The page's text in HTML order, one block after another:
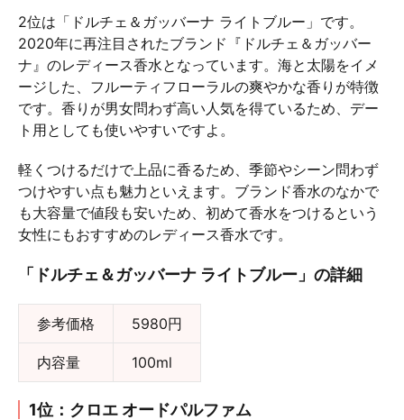
2位は「ドルチェ＆ガッバーナ ライトブルー」です。
2020年に再注目されたブランド『ドルチェ＆ガッバー
ナ』のレディース香水となっています。海と太陽をイメ
ージした、フルーティフローラルの爽やかな香りが特徴
です。香りが男女問わず高い人気を得ているため、デー
ト用としても使いやすいですよ。
軽くつけるだけで上品に香るため、季節やシーン問わず
つけやすい点も魅力といえます。ブランド香水のなかで
も大容量で値段も安いため、初めて香水をつけるという
女性にもおすすめのレディース香水です。
「ドルチェ＆ガッバーナ ライトブルー」の詳細
参考価格 5980円
内容量 100ml
1位：クロエ オードパルファム